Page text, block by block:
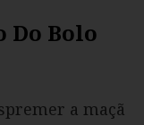
Do Bolo
a maçã